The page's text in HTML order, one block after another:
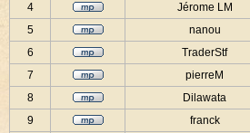
4
Jérome LM
5
nanou
6
TraderStf
7
pierreM
8
Dilawata
9
franck